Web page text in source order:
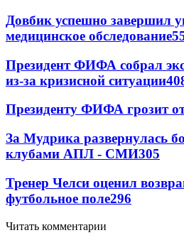
Довбик успешно завершил
медицинское обследование
Президент ФИФА собрал
из-за кризисной ситуации
Президенту ФИФА грозит
За Мудрика развернулась
клубами АПЛ - СМИ305
Тренер Челси оценил
футбольное поле296
Читать комментарии